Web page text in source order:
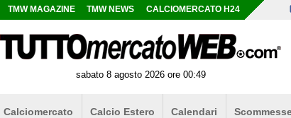
TMW MAGAZINE TMW NEWS CALCIOMERCATO H24
sabato 8 agosto 2026 ore 00:49
Calciomercato Calcio Estero Calendari